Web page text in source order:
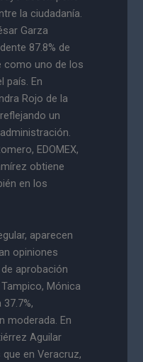
la ciudadanía.
Garza
87.8% de
como uno de los
país. En
Rojo de la
un
EDOMEX,
obtiene
en los
aparecen
opiniones
aprobación
Mónica
moderada. En
Aguilar
en Veracruz,